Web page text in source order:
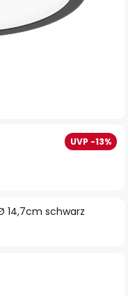
14,7cm schwarz
UVP -13%